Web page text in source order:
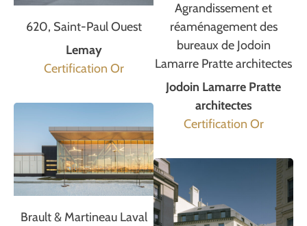
620, Saint-Paul Ouest
Lemay
Certification Or
Brault & Martineau Laval
Agrandissement et
réaménagement des
bureaux de Jodoin
Lamarre Pratte architectes
Jodoin Lamarre Pratte
architectes
Certification Or